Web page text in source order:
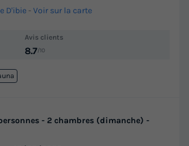
D'ibie -Voir sur la carte
Avis clients
8.7/10
- 2 chambres (dimanche) -